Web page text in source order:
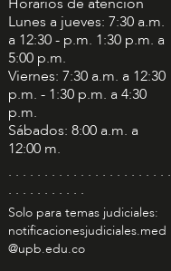
Lunes a jueves: 7:30 a.m.
a 12:30 - p.m. 1:30 p.m. a
5:00 p.m.
Viernes: 7:30 a.m. a 12:30
p.m. - 1:30 p.m. a 4:30
p.m.
Sábados: 8:00 a.m. a
12:00 m.
. . . . . . . . . . . . . . . . . . . . . . .
. . . . . . . . . . .
Solo para temas judiciales:
notificacionesjudiciales.med
@upb.edu.co